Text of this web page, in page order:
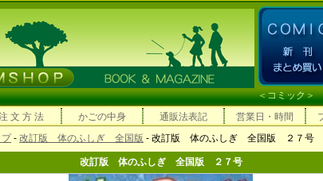
＜コミック
文 方 法 かごの中身 通販法表記 営業日・時間
- 改訂版 体のふしぎ 全国版 - 改訂版 体のふしぎ 全国版 ２７号
改訂版 体のふしぎ 全国版 ２７号